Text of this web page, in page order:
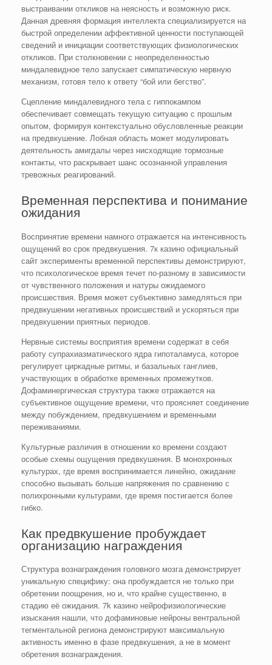
выстраивании откликов на неясность и возможную риск.
Данная древняя формация интеллекта специализируется на
быстрой определении аффективной ценности поступающей
сведений и инициации соответствующих физиологических
откликов. При столкновении с неопределенностью
миндалевидное тело запускает симпатическую нервную
механизм, готовя тело к ответу “бой или бегство”.
Сцепление миндалевидного тела с гиппокампом
обеспечивает совмещать текущую ситуацию с прошлым
опытом, формируя контекстуально обусловленные реакции
на предвкушение. Лобная область может модулировать
деятельность амигдалы через нисходящие тормозные
контакты, что раскрывает шанс осознанной управления
тревожных реагирований.
Временная перспектива и понимание
ожидания
Воспринятие времени намного отражается на интенсивность
ощущений во срок предвкушения. 7к казино официальный
сайт эксперименты временной перспективы демонстрируют,
что психологическое время течет по-разному в зависимости
от чувственного положения и натуры ожидаемого
происшествия. Время может субъективно замедляться при
предвкушении негативных происшествий и ускоряться при
предвкушении приятных периодов.
Нервные системы восприятия времени содержат в себя
работу супрахиазматического ядра гипоталамуса, которое
регулирует циркадные ритмы, и базальных ганглиев,
участвующих в обработке временных промежутков.
Дофаминергическая структура также отражается на
субъективное ощущение времени, что проясняет соединение
между побуждением, предвкушением и временными
переживаниями.
Культурные различия в отношении ко времени создают
особые схемы ощущения предвкушения. В монохронных
культурах, где время воспринимается линейно, ожидание
способно вызывать больше напряжения по сравнению с
полихронными культурами, где время постигается более
гибко.
Как предвкушение пробуждает
организацию награждения
Структура вознаграждения головного мозга демонстрирует
уникальную специфику: она пробуждается не только при
обретении поощрения, но и, что крайне существенно, в
стадию её ожидания. 7k казино нейрофизиологические
изыскания нашли, что дофаминовые нейроны вентральной
тегментальной региона демонстрируют максимальную
активность именно в фазе предвкушения, а не в момент
обретения вознаграждения.